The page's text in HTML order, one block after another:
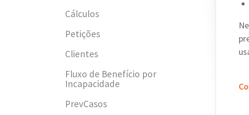
Cálculos
Petições
Clientes
Fluxo de Benefício por
Incapacidade
PrevCasos